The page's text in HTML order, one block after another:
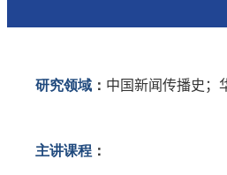
研究领域 ： 中国新闻传播史；
主讲课程 ：